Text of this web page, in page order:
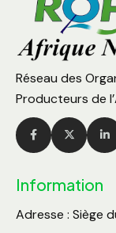
Réseau des
Producteurs de
Information
Adresse : Siège